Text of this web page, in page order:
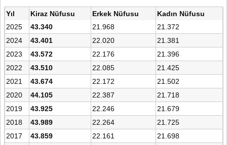
Yıl Kiraz Nüfusu Erkek Nüfusu
Kadın Nüfusu
2025
43.340 21.968
21.372
2024
43.401 22.020
21.381
2023
43.572 22.176
21.396
2022
43.510 22.085
21.425
2021
43.674 22.172
21.502
2020
44.105 22.387
21.718
2019
43.925 22.246
21.679
2018
43.989 22.264
21.725
2017
43.859 22.161
21.698